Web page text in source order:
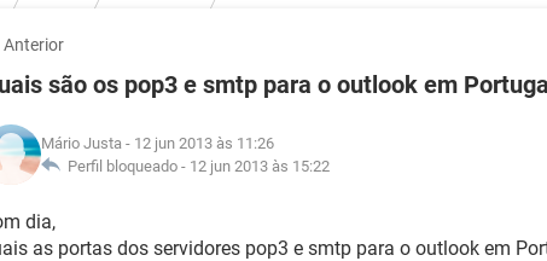
Anterior
são os pop3 e smtp para o outlook em
Mário Justa - 12 jun 2013 às 11:26
Perfil bloqueado - 12 jun 2013 às 15:22
dia,
as portas dos servidores pop3 e smtp para o outlook em